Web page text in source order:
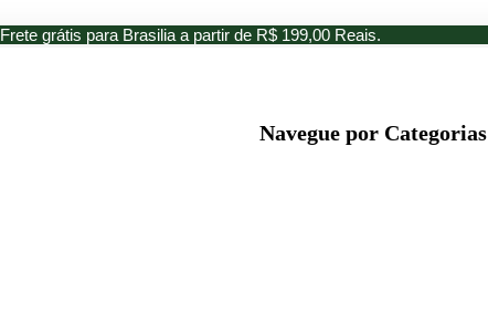
Frete grátis para Brasilia a partir de R$ 199,00 Reais.
Navegue por Categorias